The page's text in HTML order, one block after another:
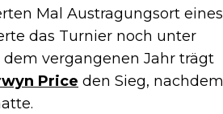
Mal Austragungsort eines
das Turnier noch unter
dem vergangenen Jahr trägt
Price den Sieg, nachdem